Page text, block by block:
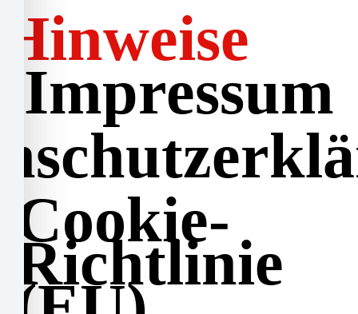
Hinweise
Impressum
Cookie-
Richtlinie